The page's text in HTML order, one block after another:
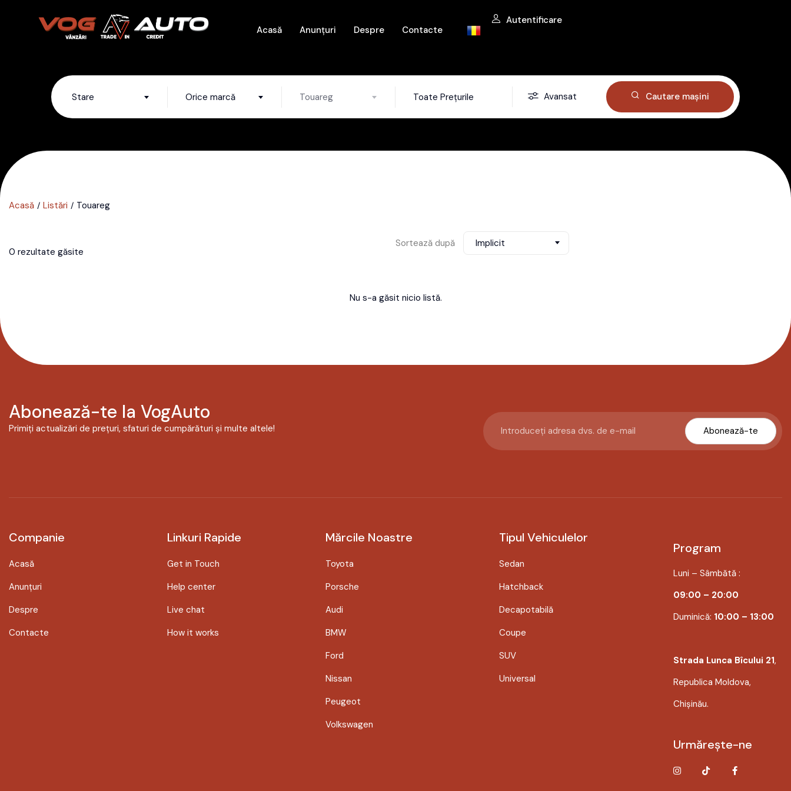
Acasă Anunțuri Despre Contacte
Autentificare
Stare Orice marcă Touareg Toate Prețurile Avansat Cautare mașini
Acasă Listări Touareg
0 rezultate găsite
Sortează după Implicit
Nu s-a găsit nicio listă.
Abonează-te la VogAuto
Primiți actualizări de prețuri, sfaturi de cumpărături și multe altele! Abonează-te
Companie
Acasă
Anunțuri
Despre
Contacte
Linkuri Rapide
Get in Touch
Help center
Live chat
How it works
Mărcile Noastre
Toyota
Porsche
Audi
BMW
Ford
Nissan
Peugeot
Volkswagen
Tipul Vehiculelor
Sedan
Hatchback
Decapotabilă
Coupe
SUV
Universal
Program
Luni – Sâmbătă :
09:00 – 20:00
Duminică: 10:00 – 13:00
Strada Lunca Bîcului 21,
Republica Moldova,
Chișinău.
Urmărește-ne